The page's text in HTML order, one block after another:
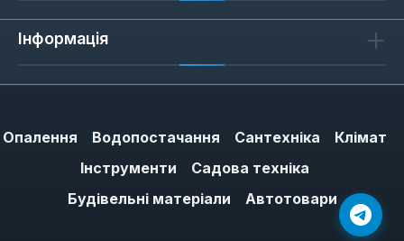
просунутим алгоритмам управління та
можливості програмування, пристрої
оптимізують споживання енергії,
Надійність та довговічність:
компонентів, терморегулятори Eberle
розраховані на тривалий термін служби,
Інформація
Опалення Водопостачання Сантехніка
Клімат
Інструменти
Садова техніка
Будівельні матеріали
Автотовари